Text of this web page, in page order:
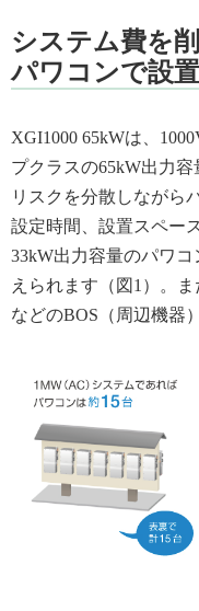
システム費を
パワコンで設
XGI1000 65kWは、
プクラスの65kW出力
リスクを分散しながら
設定時間、設置スペー
33kW出力容量のパワ
えられます（図1）。
などのBOS（周辺機器